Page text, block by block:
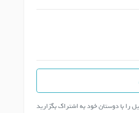
را با دوستان خود به اشتراک بگزارید